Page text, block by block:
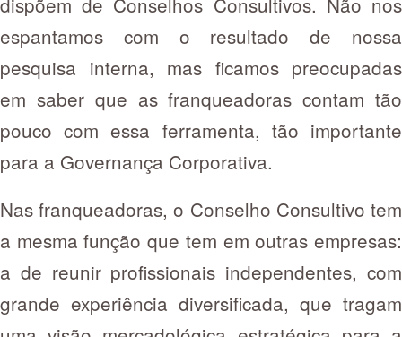
espantamos com o resultado de nossa
pesquisa interna, mas ficamos preocupadas
em saber que as franqueadoras contam tão
pouco com essa ferramenta, tão importante
para a Governança Corporativa.
Nas franqueadoras, o Conselho Consultivo tem
a mesma função que tem em outras empresas:
a de reunir profissionais independentes, com
grande experiência diversificada, que tragam